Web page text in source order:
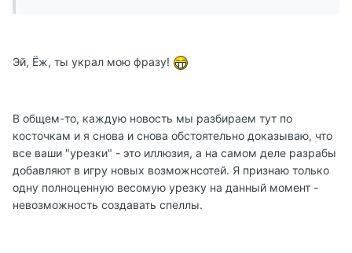
Эй, Ёж, ты украл мою фразу!
В общем-то, каждую новость мы разбираем тут по
косточкам и я снова и снова обстоятельно доказываю, что
все ваши "урезки" - это иллюзия, а на самом деле разрабы
добавляют в игру новых возможнсотей. Я признаю только
одну полноценную весомую урезку на данный момент -
невозможность создавать спеллы.